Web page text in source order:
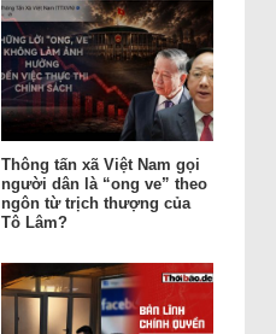
Thông tấn xã Việt Nam gọi
người dân là “ong ve” theo
ngôn từ trịch thượng của
Tô Lâm?